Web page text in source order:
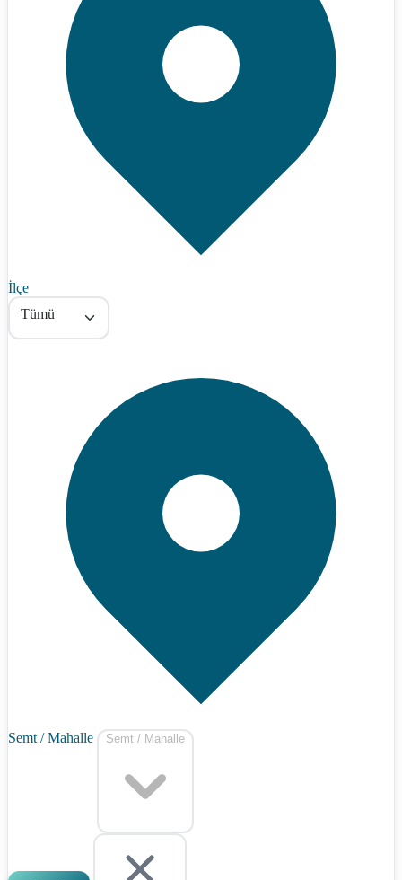
İlçe
Tümü
Semt / Mahalle Semt / Mahalle